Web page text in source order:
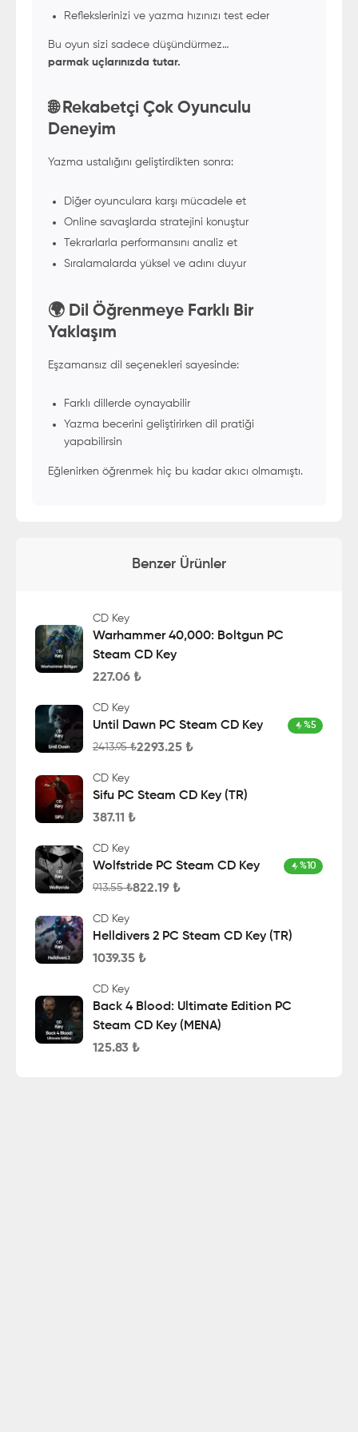
Reflekslerinizi ve yazma hızınızı test eder
Bu oyun sizi sadece düşündürmez…
parmak uçlarınızda tutar.
🌐 Rekabetçi Çok Oyunculu
Deneyim
Yazma ustalığını geliştirdikten sonra:
Diğer oyunculara karşı mücadele et
Online savaşlarda stratejini konuştur
Tekrarlarla performansını analiz et
Sıralamalarda yüksel ve adını duyur
🌍 Dil Öğrenmeye Farklı Bir
Yaklaşım
Eşzamansız dil seçenekleri sayesinde:
Farklı dillerde oynayabilir
Yazma becerini geliştirirken dil pratiği
yapabilirsin
Eğlenirken öğrenmek hiç bu kadar akıcı olmamıştı.
Benzer Ürünler
CD Key
Warhammer 40,000: Boltgun PC
Steam CD Key
227.06 ₺
CD Key
Until Dawn PC Steam CD Key %5
2413.95₺2293.25 ₺
CD Key
Sifu PC Steam CD Key (TR)
387.11 ₺
CD Key
Wolfstride PC Steam CD Key %10
913.55₺822.19 ₺
CD Key
Helldivers 2 PC Steam CD Key (TR)
1039.35 ₺
CD Key
Back 4 Blood: Ultimate Edition PC
Steam CD Key (MENA)
125.83 ₺